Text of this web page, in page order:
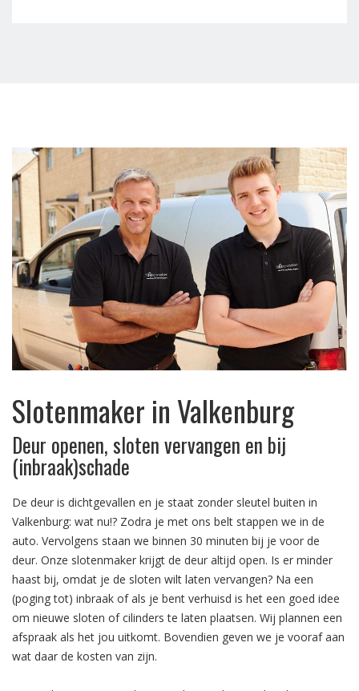
Slotenmaker in Valkenburg
Deur openen, sloten vervangen en bij
(inbraak)schade
De deur is dichtgevallen en je staat zonder sleutel buiten in
Valkenburg: wat nu!? Zodra je met ons belt stappen we in de
auto. Vervolgens staan we binnen 30 minuten bij je voor de
deur. Onze slotenmaker krijgt de deur altijd open. Is er minder
haast bij, omdat je de sloten wilt laten vervangen? Na een
(poging tot) inbraak of als je bent verhuisd is het een goed idee
om nieuwe sloten of cilinders te laten plaatsen. Wij plannen een
afspraak als het jou uitkomt. Bovendien geven we je vooraf aan
wat daar de kosten van zijn.